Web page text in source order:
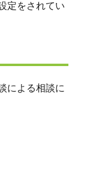
定をされてい
による相談に